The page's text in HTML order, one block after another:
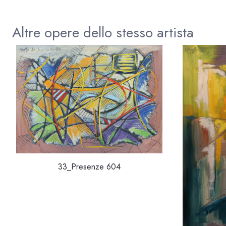
Altre opere dello stesso artista
33_Presenze 604